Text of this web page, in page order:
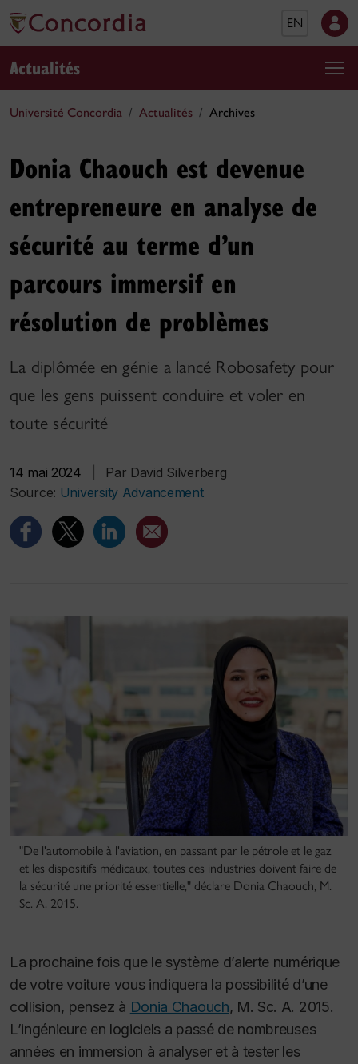
EN
Actualités
Université Concordia Actualités Archives
Donia Chaouch est devenue
entrepreneure en analyse de
sécurité au terme d’un
parcours immersif en
résolution de problèmes
La diplômée en génie a lancé Robosafety pour
que les gens puissent conduire et voler en
toute sécurité
14 mai 2024
Par David Silverberg
Source: University Advancement
"De l'automobile à l'aviation, en passant par le pétrole et le gaz
et les dispositifs médicaux, toutes ces industries doivent faire de
la sécurité une priorité essentielle," déclare Donia Chaouch, M.
Sc. A. 2015.
La prochaine fois que le système d’alerte numérique
de votre voiture vous indiquera la possibilité d’une
collision, pensez à Donia Chaouch, M. Sc. A. 2015.
L’ingénieure en logiciels a passé de nombreuses
années en immersion à analyser et à tester les